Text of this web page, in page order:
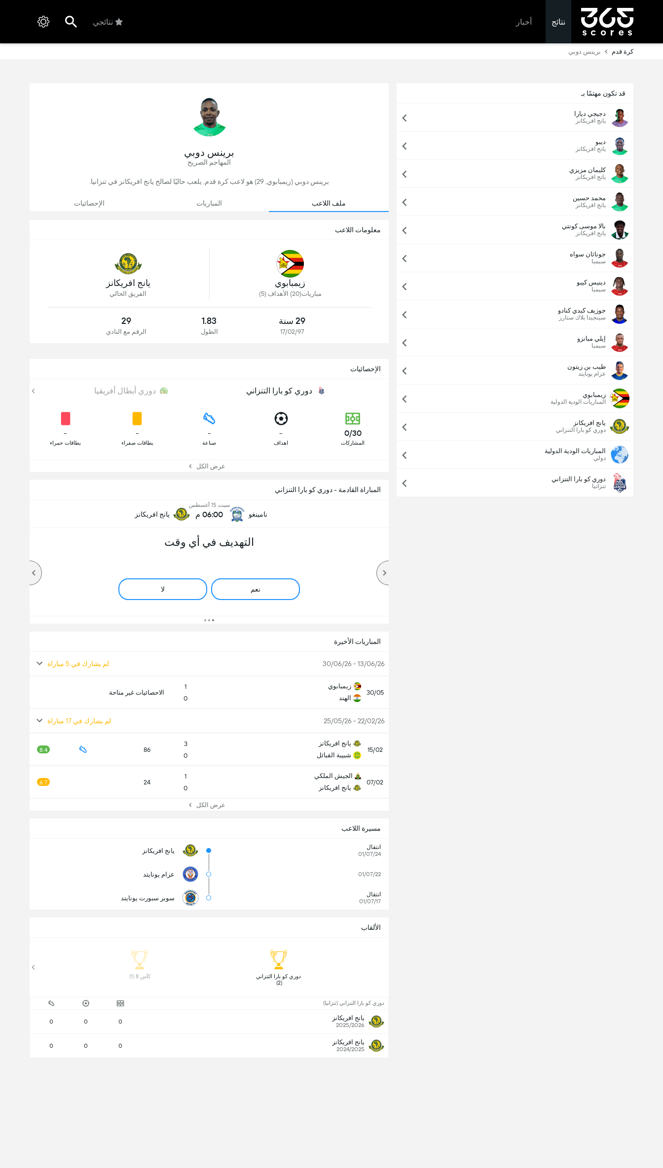
نتائج أخبار نتائجي
كرة قدم برينس دوبي
قد تكون مهتمًا بـ
دجيجي ديارا
يانج افريكانز
ديبو
يانج افريكانز
كليمان مزيزي
يانج افريكانز
محمد حسين
يانج افريكانز
بالا موسى كونتي
يانج افريكانز
جوناثان سواه
سيمبا
دينيس كيبو
سيمبا
جوزيف كيدي كنادو
سينجيدا بلاك ستارز
إيلي مبانزو
سيمبا
طيب بن زيتون
عزام يونايتد
زيمبابوي
المباريات الودية الدولية
يانج افريكانز
دوري كو بارا التنزاني
المباريات الودية الدولية
دولي
دوري كو بارا التنزاني
تنزانيا
برينس دوبي
المهاجم الصريح
برينس دوبي (زيمبابوي, 29) هو لاعب كرة قدم, يلعب حاليًا لصالح يانج افريكانز في تنزانيا.
ملف اللاعب المباريات الإحصائيات
معلومات اللاعب
زيمبابوي
مباريات(20) الأهداف (5)
يانج افريكانز
الفريق الحالي
29 سنة
17/02/97
1.83
الطول
29
الرقم مع النادي
الإحصائيات
دوري كو بارا التنزاني دوري أبطال أفريقيا
0/30
المشاركات
-
اهداف
-
صناعة
-
بطاقات صفراء
-
بطاقات حمراء
عرض الكل
المباراة القادمة - دوري كو بارا التنزاني
نامينغو
سبت, 15 أغسطس
06:00 م يانج افريكانز
التهديف في أي وقت
نعم لا
المباريات الأخيرة
13/06/26 - 30/06/26 لم يشارك في 5 مباراة
30/05
زيمبابوي
الهند
1
0
الاحصائيات غير متاحة
22/02/26 - 25/05/26 لم يشارك في 17 مباراة
15/02
يانج افريكانز
شبيبة القبائل
3
0
86
8.4
07/02
الجيش الملكي
يانج افريكانز
1
0
24
6.7
عرض الكل
مسيرة اللاعب
انتقال
01/07/24
يانج افريكانز
01/07/22 عزام يونايتد
انتقال
01/07/17
سوبر سبورت يونايتد
الألقاب
دوري كو بارا التنزاني
(2)
كأس 8 (1)
دوري كو بارا التنزاني (تنزانيا)
يانج افريكانز
2025/2026
0
0
0
يانج افريكانز
2024/2025
0
0
0